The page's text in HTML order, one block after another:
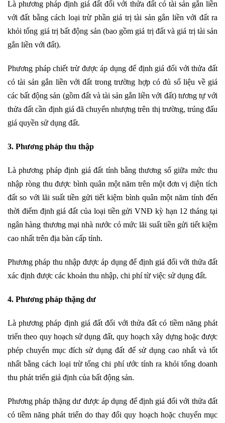
Là phương pháp định giá đất đối với thửa đất có tài sản gắn liền
với đất bằng cách loại trừ phần giá trị tài sản gắn liền với đất ra
khỏi tổng giá trị bất động sản (bao gồm giá trị đất và giá trị tài sản
gắn liền với đất).
Phương pháp chiết trừ được áp dụng để định giá đối với thửa đất
có tài sản gắn liền với đất trong trường hợp có đủ số liệu về giá
các bất động sản (gồm đất và tài sản gắn liền với đất) tương tự với
thửa đất cần định giá đã chuyển nhượng trên thị trường, trúng đấu
giá quyền sử dụng đất.
3. Phương pháp thu thập
Là phương pháp định giá đất tính bằng thương số giữa mức thu
nhập ròng thu được bình quân một năm trên một đơn vị diện tích
đất so với lãi suất tiền gửi tiết kiệm bình quân một năm tính đến
thời điểm định giá đất của loại tiền gửi VNĐ kỳ hạn 12 tháng tại
ngân hàng thương mại nhà nước có mức lãi suất tiền gửi tiết kiệm
cao nhất trên địa bàn cấp tỉnh.
Phương pháp thu nhập được áp dụng để định giá đối với thửa đất
xác định được các khoản thu nhập, chi phí từ việc sử dụng đất.
4. Phương pháp thặng dư
Là phương pháp định giá đất đối với thửa đất có tiềm năng phát
triển theo quy hoạch sử dụng đất, quy hoạch xây dựng hoặc được
phép chuyển mục đích sử dụng đất để sử dụng cao nhất và tốt
nhất bằng cách loại trừ tổng chi phí ước tính ra khỏi tổng doanh
thu phát triển giả định của bất động sản.
Phương pháp thặng dư được áp dụng để định giá đối với thửa đất
có tiềm năng phát triển do thay đổi quy hoạch hoặc chuyển mục